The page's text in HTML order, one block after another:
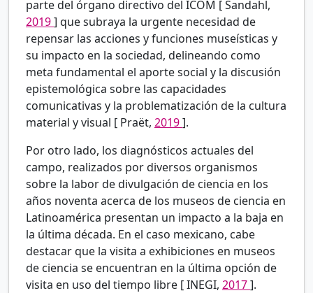
parte del órgano directivo del ICOM [Sandahl,
2019] que subraya la urgente necesidad de
repensar las acciones y funciones museísticas y
su impacto en la sociedad, delineando como
meta fundamental el aporte social y la discusión
epistemológica sobre las capacidades
comunicativas y la problematización de la cultura
material y visual [ Praët, 2019].
Por otro lado, los diagnósticos actuales del
campo, realizados por diversos organismos
sobre la labor de divulgación de ciencia en los
años noventa acerca de los museos de ciencia en
Latinoamérica presentan un impacto a la baja en
la última década. En el caso mexicano, cabe
destacar que la visita a exhibiciones en museos
de ciencia se encuentran en la última opción de
visita en uso del tiempo libre [INEGI, 2017].